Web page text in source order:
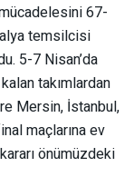
67-
temsilcisi
5-7 Nisan’da
takımlardan
Mersin, İstanbul,
maçlarına ev
önümüzdeki